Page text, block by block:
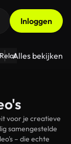
Inloggen
- Fitness
Alles bekijken
voor je creatieve
samengestelde
– die echte